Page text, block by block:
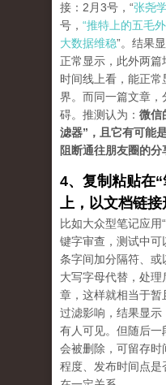
接：2月3号，“张尧
号， “推特上的五毛
大数据维稳”。结果
正常显示，此外两
时间线上看，能正
界。而同一篇文章
碍。推测认为： 微信
滤器”，且它有可能
阻断通往朋友圈的分
4、复制粘贴在“
上，以文档链
比如大众型笔记应用
键字审查，测试中可
条字间加分隔符、
大写字母代替，处
章，这样就相当于
过滤影响，结果显
有人可见。但随后
会被删除，可留存
程度、发布时间点